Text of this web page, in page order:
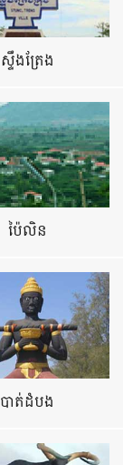
ស្ទឹងត្រែង
ប៉ៃលិន
បាត់ដំបង